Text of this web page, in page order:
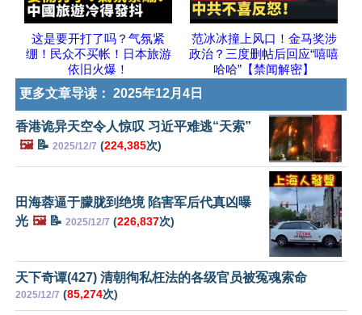
这是要开打了吗？气氛紧
绷！民众不买帐！日本旅游
依旧火爆！
范冰冰撞上风口！金马奖涉
政治？三度删帖后回应“嘻嘻
哈哈”【禁闻解密】
更多文章导读： 2025年12月4日
香港诡异天空令人惊叹 习近平难逃“天索”
🖼️📝 2025/12/7 (224,385次)
田海蓉逼于朦胧到绝境 陷害军后代真凶曝
光 🖼️📝 2025/12/7 (226,837次)
天下奇谭(427) 清朝徇私枉法的各级官员被冤魂索命
2025/12/7 (85,274次)